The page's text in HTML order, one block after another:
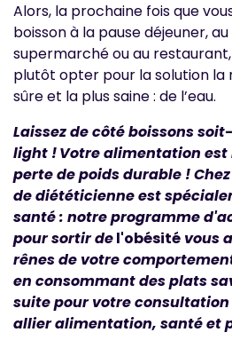
Alors, la prochaine fois que
boisson à la pause déjeuner,
supermarché ou au
plutôt opter pour la solution la
sûre et la plus saine : de l’eau.
Laissez de côté boissons
light !Votre alimentation est
perte de poids durable !
de diététicienne est
santé : notre programme
pour sortir del'obésité vous
rênes de votre
en consommant des plats
suite pour votre
allier alimentation, santé et